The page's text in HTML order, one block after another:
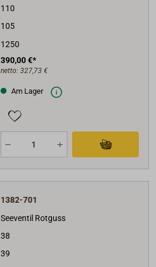
110
105
1250
390,00 €*
netto: 327,73 €
Am Lager
1382-701
Seeventil Rotguss
38
39